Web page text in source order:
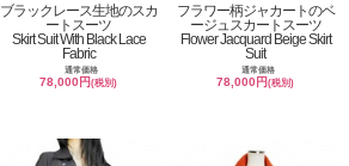
ブラックレース生地のスカ
ートスーツ
Skirt Suit With Black Lace
Fabric
通常価格
78,000円(税別)
フラワー柄ジャカートのベ
ージュスカートスーツ
Flower Jacquard Beige Skirt
Suit
通常価格
78,000円(税別)